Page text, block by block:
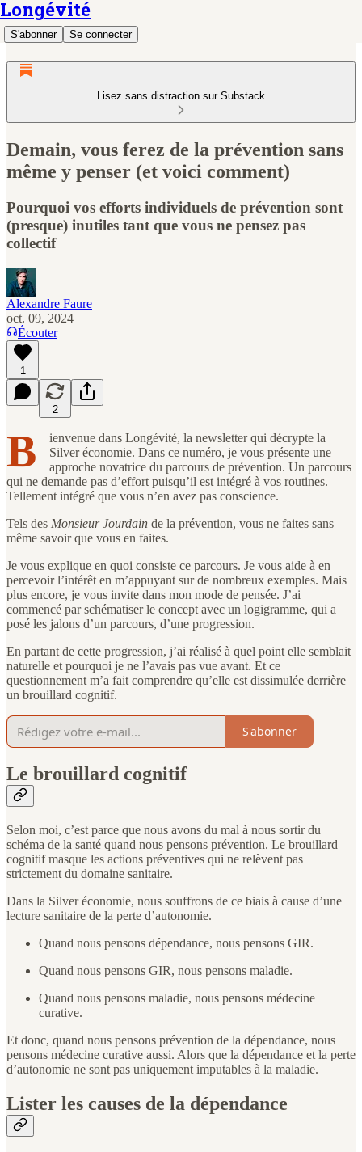
Longévité
S'abonner Se connecter
Lisez sans distraction sur Substack
Demain, vous ferez de la prévention sans
même y penser (et voici comment)
Pourquoi vos efforts individuels de prévention sont
(presque) inutiles tant que vous ne pensez pas
collectif
Alexandre Faure
oct. 09, 2024
Écouter
1
2
B
ienvenue dans Longévité, la newsletter qui décrypte la
Silver économie. Dans ce numéro, je vous présente une
approche novatrice du parcours de prévention. Un parcours
qui ne demande pas d’effort puisqu’il est intégré à vos routines.
Tellement intégré que vous n’en avez pas conscience.
Tels des Monsieur Jourdain de la prévention, vous ne faites sans
même savoir que vous en faites.
Je vous explique en quoi consiste ce parcours. Je vous aide à en
percevoir l’intérêt en m’appuyant sur de nombreux exemples. Mais
plus encore, je vous invite dans mon mode de pensée. J’ai
commencé par schématiser le concept avec un logigramme, qui a
posé les jalons d’un parcours, d’une progression.
En partant de cette progression, j’ai réalisé à quel point elle semblait
naturelle et pourquoi je ne l’avais pas vue avant. Et ce
questionnement m’a fait comprendre qu’elle est dissimulée derrière
un brouillard cognitif.
S'abonner
Le brouillard cognitif
Selon moi, c’est parce que nous avons du mal à nous sortir du
schéma de la santé quand nous pensons prévention. Le brouillard
cognitif masque les actions préventives qui ne relèvent pas
strictement du domaine sanitaire.
Dans la Silver économie, nous souffrons de ce biais à cause d’une
lecture sanitaire de la perte d’autonomie.
Quand nous pensons dépendance, nous pensons GIR.
Quand nous pensons GIR, nous pensons maladie.
Quand nous pensons maladie, nous pensons médecine
curative.
Et donc, quand nous pensons prévention de la dépendance, nous
pensons médecine curative aussi. Alors que la dépendance et la perte
d’autonomie ne sont pas uniquement imputables à la maladie.
Lister les causes de la dépendance